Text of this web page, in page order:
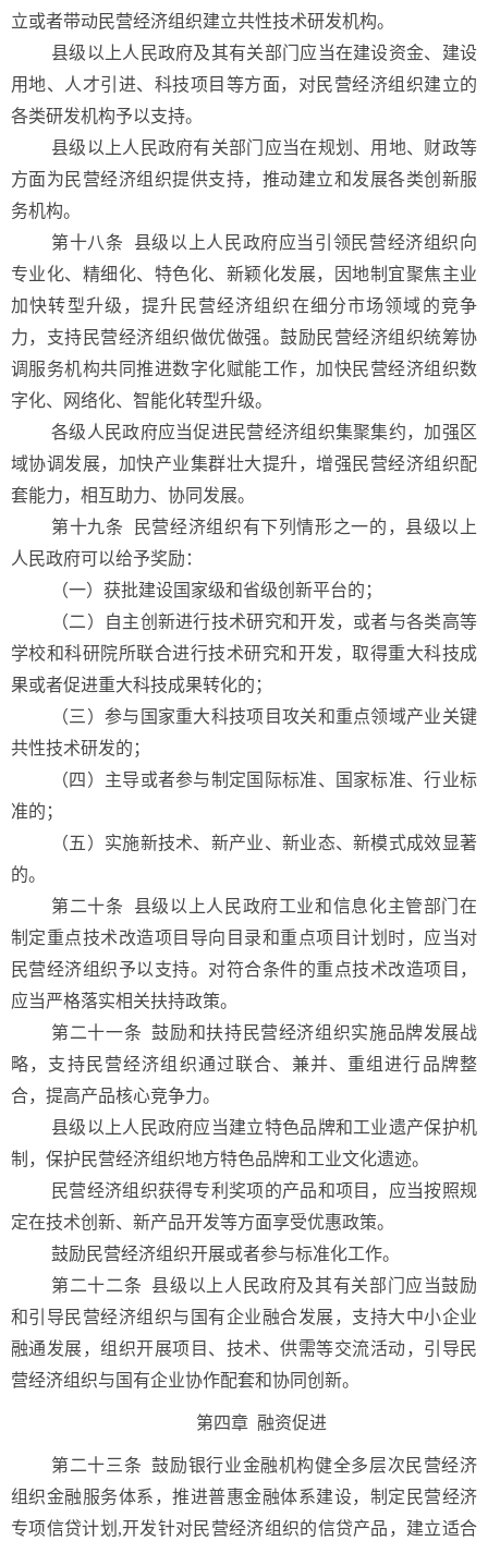
立或者带动民营经济组织建立共性技术研发机构。
县级以上人民政府及其有关部门应当在建设资金、建设
用地、人才引进、科技项目等方面，对民营经济组织建立的
各类研发机构予以支持。
县级以上人民政府有关部门应当在规划、用地、财政等
方面为民营经济组织提供支持，推动建立和发展各类创新服
务机构。
第十八条
县级以上人民政府应当引领民营经济组织向
专业化、精细化、特色化、新颖化发展，因地制宜聚焦主业
加快转型升级，提升民营经济组织在细分市场领域的竞争
力，支持民营经济组织做优做强。鼓励民营经济组织统筹协
调服务机构共同推进数字化赋能工作，加快民营经济组织数
字化、网络化、智能化转型升级。
各级人民政府应当促进民营经济组织集聚集约，加强区
域协调发展，加快产业集群壮大提升，增强民营经济组织配
套能力，相互助力、协同发展。
第十九条 民营经济组织有下列情形之一的，县级以上
人民政府可以给予奖励：
（一）获批建设国家级和省级创新平台的；
（二）自主创新进行技术研究和开发，或者与各类高等
学校和科研院所联合进行技术研究和开发，取得重大科技成
果或者促进重大科技成果转化的；
（三）参与国家重大科技项目攻关和重点领域产业关键
共性技术研发的；
（四）主导或者参与制定国际标准、国家标准、行业标
准的；
（五）实施新技术、新产业、新业态、新模式成效显著
的。
第二十条 县级以上人民政府工业和信息化主管部门在
制定重点技术改造项目导向目录和重点项目计划时，应当对
民营经济组织予以支持。对符合条件的重点技术改造项目，
应当严格落实相关扶持政策。
第二十一条 鼓励和扶持民营经济组织实施品牌发展战
略，支持民营经济组织通过联合、兼并、重组进行品牌整
合，提高产品核心竞争力。
县级以上人民政府应当建立特色品牌和工业遗产保护机
制，保护民营经济组织地方特色品牌和工业文化遗迹。
民营经济组织获得专利奖项的产品和项目，应当按照规
定在技术创新、新产品开发等方面享受优惠政策。
鼓励民营经济组织开展或者参与标准化工作。
第二十二条
县级以上人民政府及其有关部门应当鼓励
和引导民营经济组织与国有企业融合发展，支持大中小企业
融通发展，组织开展项目、技术、供需等交流活动，引导民
营经济组织与国有企业协作配套和协同创新。
第四章 融资促进
第二十三条 鼓励银行业金融机构健全多层次民营经济
组织金融服务体系，推进普惠金融体系建设，制定民营经济
专项信贷计划,开发针对民营经济组织的信贷产品，建立适合